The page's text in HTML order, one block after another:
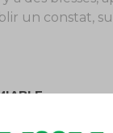
un constat,